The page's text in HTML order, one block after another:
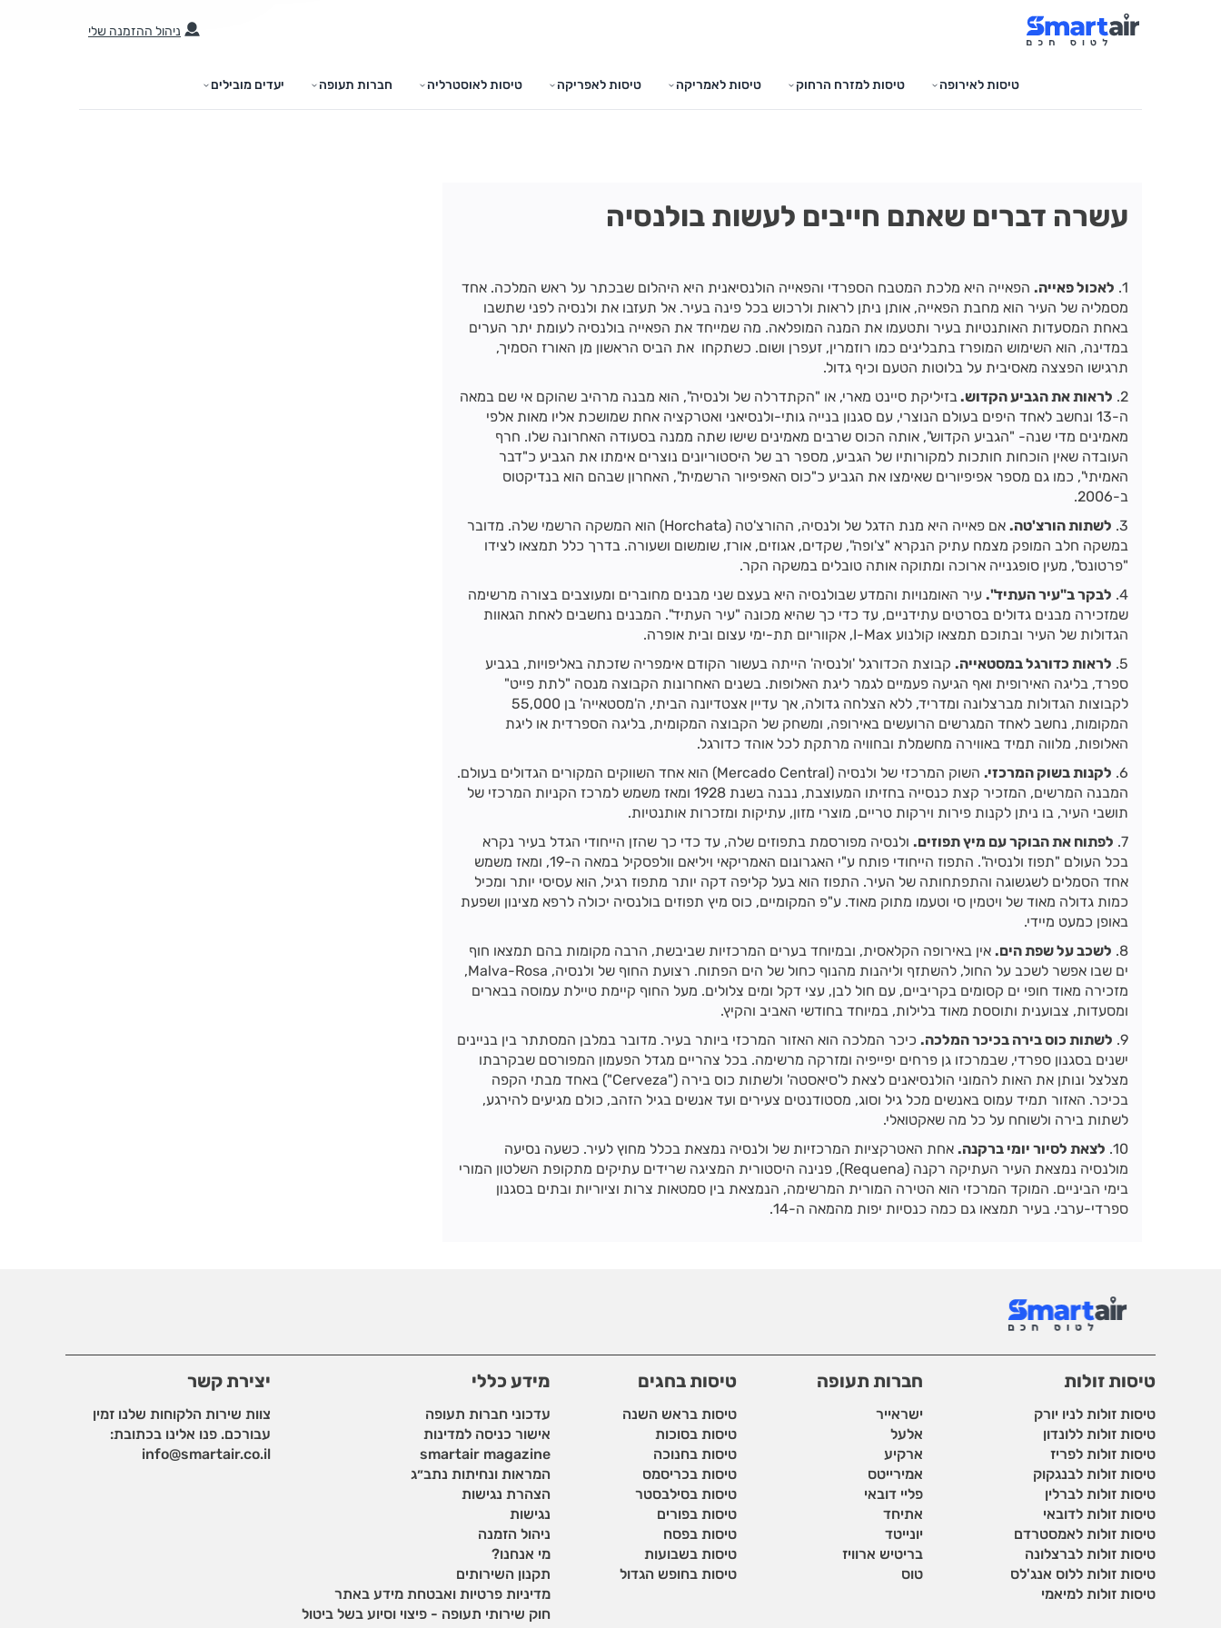
ניהול ההזמנה שלי
טיסות לאירופה טיסות למזרח הרחוק טיסות לאמריקה טיסות לאפריקה טיסות לאוסטרליה חברות תעופה יעדים מובילים
עשרה דברים שאתם חייבים לעשות בולנסיה
1. לאכול פאייה. הפאייה היא מלכת המטבח הספרדי והפאייה הולנסיאנית היא היהלום שבכתר על ראש המלכה. אחד
מסמליה של העיר הוא מחבת הפאייה, אותן ניתן לראות ולרכוש בכל פינה בעיר. אל תעזבו את ולנסיה לפני שתשבו
באחת המסעדות האותנטיות בעיר ותטעמו את המנה המופלאה. מה שמייחד את הפאייה בולנסיה לעומת יתר הערים
במדינה, הוא השימוש המופרז בתבלינים כמו רוזמרין, זעפרן ושום. כשתקחו את הביס הראשון מן האורז הסמיך,
תרגישו הפצצה מאסיבית על בלוטות הטעם וכיף גדול.
2. לראות את הגביע הקדוש.בזיליקת סיינט מארי, או "הקתדרלה של ולנסיה", הוא מבנה מרהיב שהוקם אי שם במאה
ה-13 ונחשב לאחד היפים בעולם הנוצרי, עם סגנון בנייה גותי-ולנסיאני ואטרקציה אחת שמושכת אליו מאות אלפי
מאמינים מדי שנה- "הגביע הקדוש", אותה הכוס שרבים מאמינים שישו שתה ממנה בסעודה האחרונה שלו. חרף
העובדה שאין הוכחות חותכות למקורותיו של הגביע, מספר רב של היסטוריונים נוצרים אימתו את הגביע כ"דבר
האמיתי", כמו גם מספר אפיפיורים שאימצו את הגביע כ"כוס האפיפיור הרשמית", האחרון שבהם הוא בנדיקטוס
ב-2006.
3. לשתות הורצ'טה.
אם פאייה היא מנת הדגל של ולנסיה, ההורצ'טה (Horchata) הוא המשקה הרשמי שלה. מדובר
במשקה חלב המופק מצמח עתיק הנקרא "צ'ופה", שקדים, אגוזים, אורז, שומשום ושעורה. בדרך כלל תמצאו לצידו
"פרטונס", מעין סופגנייה ארוכה ומתוקה אותה טובלים במשקה הקר.
4. לבקר ב"עיר העתיד". עיר האומנויות והמדע שבולנסיה היא בעצם שני מבנים מחוברים ומעוצבים בצורה מרשימה
שמזכירה מבנים גדולים בסרטים עתידניים, עד כדי כך שהיא מכונה "עיר העתיד". המבנים נחשבים לאחת הגאוות
הגדולות של העיר ובתוכם תמצאו קולנוע I-Max, אקווריום תת-ימי עצום ובית אופרה.
5. לראות כדורגל במסטאייה. קבוצת הכדורגל 'ולנסיה' הייתה בעשור הקודם אימפריה שזכתה באליפויות, בגביע
ספרד, בליגה האירופית ואף הגיעה פעמיים לגמר ליגת האלופות. בשנים האחרונות הקבוצה מנסה "לתת פייט"
לקבוצות הגדולות מברצלונה ומדריד, ללא הצלחה גדולה, אך עדיין אצטדיונה הביתי, ה'מסטאייה' בן 55,000
המקומות, נחשב לאחד המגרשים הרועשים באירופה, ומשחק של הקבוצה המקומית, בליגה הספרדית או ליגת
האלופות, מלווה תמיד באווירה מחשמלת ובחוויה מרתקת לכל אוהד כדורגל.
6. לקנות בשוק המרכזי.
השוק המרכזי של ולנסיה (Mercado Central) הוא אחד השווקים המקורים הגדולים בעולם.
המבנה המרשים, המזכיר קצת כנסייה בחזיתו המעוצבת, נבנה בשנת 1928 ומאז משמש למרכז הקניות המרכזי של
תושבי העיר, בו ניתן לקנות פירות וירקות טריים, מוצרי מזון, עתיקות ומזכרות אותנטיות.
7. לפתוח את הבוקר עם מיץ תפוזים. ולנסיה מפורסמת בתפוזים שלה, עד כדי כך שהזן הייחודי הגדל בעיר נקרא
בכל העולם "תפוז ולנסיה". התפוז הייחודי פותח ע"י האגרונום האמריקאי ויליאם וולפסקיל במאה ה-19, ומאז משמש
אחד הסמלים לשגשוגה והתפתחותה של העיר. התפוז הוא בעל קליפה דקה יותר מתפוז רגיל, הוא עסיסי יותר ומכיל
כמות גדולה מאוד של ויטמין סי וטעמו מתוק מאוד. ע"פ המקומיים, כוס מיץ תפוזים בולנסיה יכולה לרפא מצינון ושפעת
באופן כמעט מיידי.
8. לשכב על שפת הים. אין באירופה הקלאסית, ובמיוחד בערים המרכזיות שביבשת, הרבה מקומות בהם תמצאו חוף
ים שבו אפשר לשכב על החול, להשתזף וליהנות מהנוף כחול של הים הפתוח. רצועת החוף של ולנסיה, Malva-Rosa,
מזכירה מאוד חופי ים קסומים בקריביים, עם חול לבן, עצי דקל ומים צלולים. מעל החוף קיימת טיילת עמוסה בבארים
ומסעדות, צבוענית ותוססת מאוד בלילות, במיוחד בחודשי האביב והקיץ.
9. לשתות כוס בירה בכיכר המלכה. כיכר המלכה הוא האזור המרכזי ביותר בעיר. מדובר במלבן המסתתר בין בניינים
ישנים בסגנון ספרדי, שבמרכזו גן פרחים יפייפיה ומזרקה מרשימה. בכל צהריים מגדל הפעמון המפורסם שבקרבתו
מצלצל ונותן את האות להמוני הולנסיאנים לצאת ל'סיאסטה' ולשתות כוס בירה ("Cerveza") באחד מבתי הקפה
בכיכר. האזור תמיד עמוס באנשים מכל גיל וסוג, מסטודנטים צעירים ועד אנשים בגיל הזהב, כולם מגיעים להירגע,
לשתות בירה ולשוחח על כל מה שאקטואלי.
10. לצאת לסיור יומי ברקנה. אחת האטרקציות המרכזיות של ולנסיה נמצאת בכלל מחוץ לעיר. כשעה נסיעה
מולנסיה נמצאת העיר העתיקה רקנה (Requena), פנינה היסטורית המציגה שרידים עתיקים מתקופת השלטון המורי
בימי הביניים. המוקד המרכזי הוא הטירה המורית המרשימה, הנמצאת בין סמטאות צרות וציוריות ובתים בסגנון
ספרדי-ערבי. בעיר תמצאו גם כמה כנסיות יפות מהמאה ה-14.
טיסות זולות
טיסות זולות לניו יורק
טיסות זולות ללונדון
טיסות זולות לפריז
טיסות זולות לבנגקוק
טיסות זולות לברלין
טיסות זולות לדובאי
טיסות זולות לאמסטרדם
טיסות זולות לברצלונה
טיסות זולות ללוס אנג'לס
טיסות זולות למיאמי
חברות תעופה
ישראייר
אלעל
ארקיע
אמירייטס
פליי דובאי
אתיחד
יונייטד
בריטיש ארוויז
טוס
טיסות בחגים
טיסות בראש השנה
טיסות בסוכות
טיסות בחנוכה
טיסות בכריסמס
טיסות בסילבסטר
טיסות בפורים
טיסות בפסח
טיסות בשבועות
טיסות בחופש הגדול
מידע כללי
עדכוני חברות תעופה
אישור כניסה למדינות
smartair magazine
המראות ונחיתות נתב״ג
הצהרת נגישות
נגישות
ניהול הזמנה
מי אנחנו?
תקנון השירותים
מדיניות פרטיות ואבטחת מידע באתר
חוק שירותי תעופה - פיצוי וסיוע בשל ביטול
יצירת קשר
צוות שירות הלקוחות שלנו זמין
עבורכם. פנו אלינו בכתובת:
info@smartair.co.il